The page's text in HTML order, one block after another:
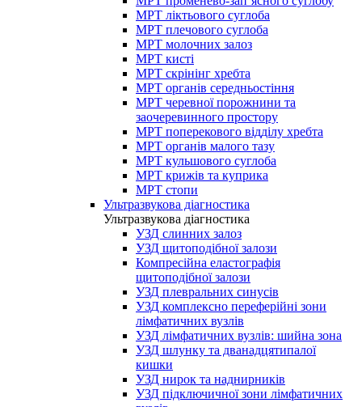
МРТ ліктьового суглоба
МРТ плечового суглоба
МРТ молочних залоз
МРТ кисті
МРТ скрінінг хребта
МРТ органів середньостіння
МРТ черевної порожнини та
заочеревинного простору
МРТ поперекового відділу хребта
МРТ органів малого тазу
МРТ кульшового суглоба
МРТ крижів та куприка
МРТ стопи
Ультразвукова діагностика
Ультразвукова діагностика
УЗД слинних залоз
УЗД щитоподібної залози
Компресійна еластографія
щитоподібної залози
УЗД плевральних синусів
УЗД комплексно переферійні зони
лімфатичних вузлів
УЗД лімфатичних вузлів: шийна зона
УЗД шлунку та дванадцятипалої
кишки
УЗД нирок та наднирників
УЗД підключичної зони лімфатичних